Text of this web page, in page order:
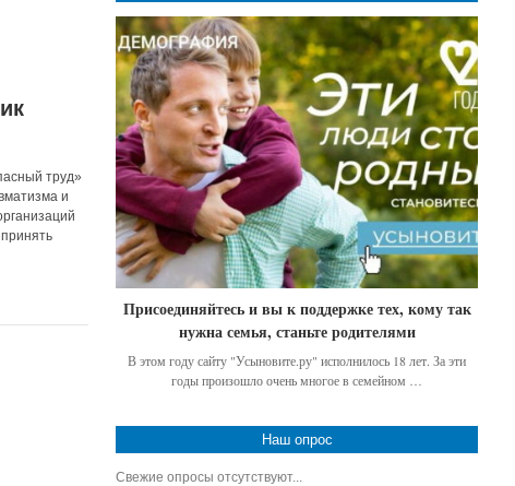
труд»
и
Присоединяйтесь и вы к поддержке тех, кому так
нужна семья, станьте родителями
В этом году сайту "Усыновите.ру" исполнилось 18 лет. За эти
годы произошло очень многое в семейном …
Наш опрос
Свежие опросы отсутствуют...